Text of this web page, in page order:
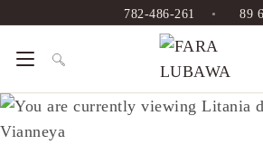
to
content
782-486-261 • 89